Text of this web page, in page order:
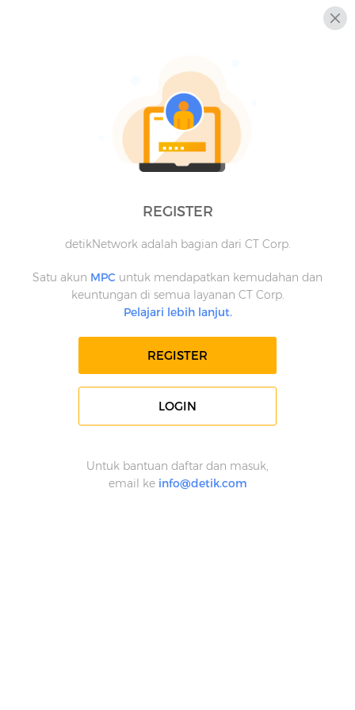
REGISTER
detikNetwork adalah bagian dari CT Corp.
Satu akun MPC untuk mendapatkan kemudahan dan
keuntungan di semua layanan CT Corp.
Pelajari lebih lanjut.
REGISTER
LOGIN
Untuk bantuan daftar dan masuk,
email ke info@detik.com